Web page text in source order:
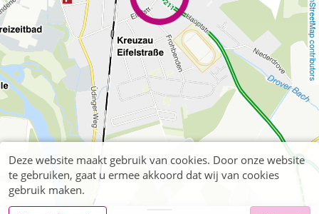
OpenStreetMap contributors
Deze website maakt gebruik van cookies. Door onze website
te gebruiken, gaat u ermee akkoord dat wij van cookies
gebruik maken.